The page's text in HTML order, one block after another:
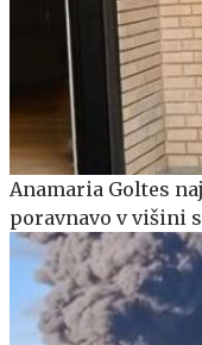
Anamaria Goltes
poravnavo v višini